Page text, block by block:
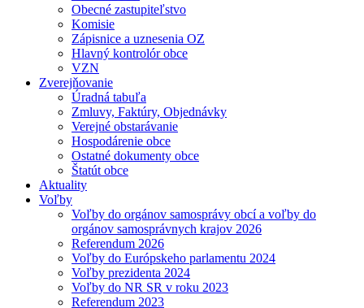
Obecné zastupiteľstvo
Komisie
Zápisnice a uznesenia OZ
Hlavný kontrolór obce
VZN
Zverejňovanie
Úradná tabuľa
Zmluvy, Faktúry, Objednávky
Verejné obstarávanie
Hospodárenie obce
Ostatné dokumenty obce
Štatút obce
Aktuality
Voľby
Voľby do orgánov samosprávy obcí a voľby do
orgánov samosprávnych krajov 2026
Referendum 2026
Voľby do Európskeho parlamentu 2024
Voľby prezidenta 2024
Voľby do NR SR v roku 2023
Referendum 2023